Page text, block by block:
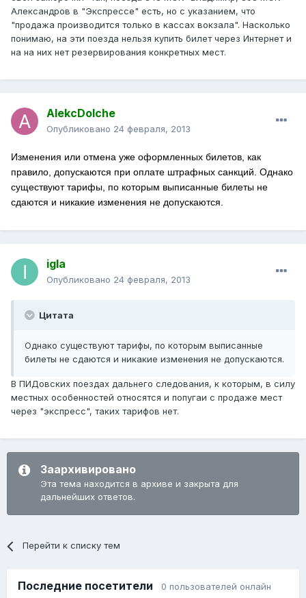
Александров в "Экспрессе" есть, но с указанием, что
"продажа производится только в кассах вокзала". Насколько
понимаю, на эти поезда нельзя купить билет через Интернет и
на на них нет резервирования конкретных мест.
AlekcDolche
Опубликовано 24 февраля, 2013
Изменения или отмена уже оформленных билетов, как
правило, допускаются при оплате штрафных санкций. Однако
существуют тарифы, по которым выписанные билеты не
сдаются и никакие изменения не допускаются.
igla
Опубликовано 24 февраля, 2013
Цитата
Однако существуют тарифы, по которым выписанные
билеты не сдаются и никакие изменения не допускаются.
В ПИДовских поездах дальнего следования, к которым, в силу
местных особенностей относятся и попугаи с продаже мест
через "экспресс", таких тарифов нет.
Заархивировано
Эта тема находится в архиве и закрыта для
дальнейших ответов.
Перейти к списку тем
Последние посетители 0 пользователей онлайн